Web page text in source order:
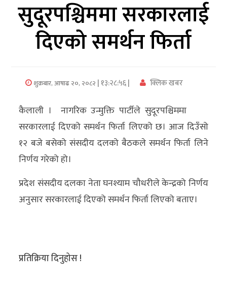
अर्थ/
वाणिज्य
विज्ञान
प्रविधि
अन्तरर्वार्ता
विचार/
ब्लग
खेलकुद
क्लिक
सुदूरपश्चिममा सरकारलाई
दिएको समर्थन फिर्ता
शुक्रबार, आषाढ २०, २०८२ | १३:२८:५६ | क्लिक खबर
कैलाली । नागरिक उन्मुक्ति पार्टीले सुदूरपश्चिममा
सरकारलाई दिएको समर्थन फिर्ता लिएको छ। आज दिउँसो
१२ बजे बसेको संसदीय दलको बैठकले समर्थन फिर्ता लिने
निर्णय गरेको हो।
प्रदेश संसदीय दलका नेता घनश्याम चौधरीले केन्द्रको निर्णय
अनुसार सरकारलाई दिएको समर्थन फिर्ता लिएको बताए।
प्रतिक्रिया दिनुहोस !